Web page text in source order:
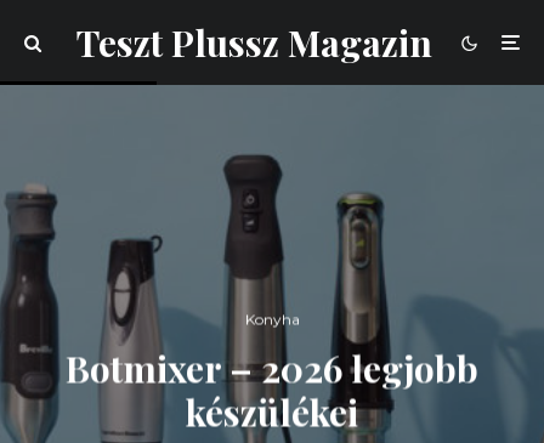
Teszt Plussz Magazin
Konyha
Botmixer – 2026 legjobb
készülékei